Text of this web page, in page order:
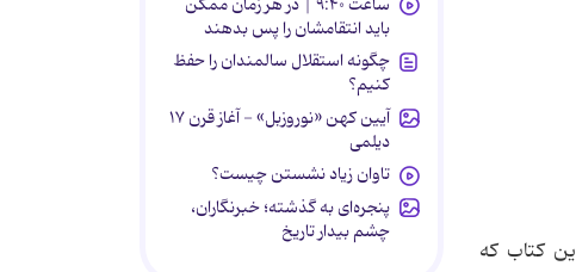
کتاب که
باید انتقامشان را پس بدهند
چگونه استقلال سالمندان را حفظ
کنیم؟
آیین کهن «نوروزبل» - آغاز قرن ۱۷
دیلمی
تاوان زیاد نشستن چیست؟
پنجره‌ای به گذشته؛ خبرنگاران،
چشم بیدار تاریخ